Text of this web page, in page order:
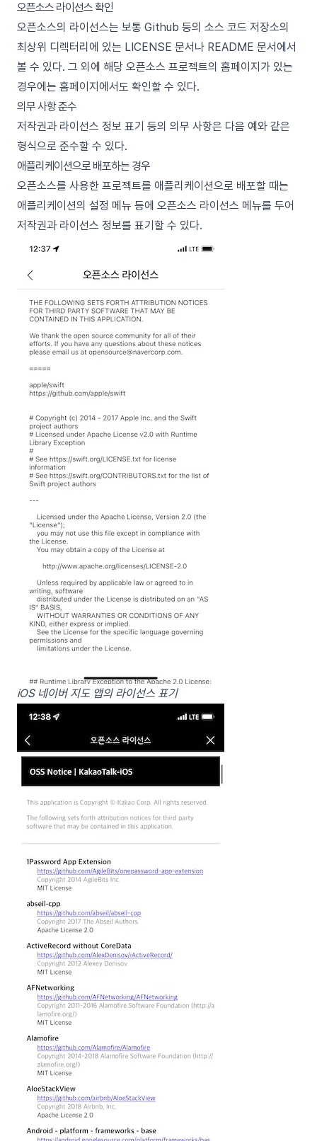
오픈소스 라이선스 확인
오픈소스의 라이선스는 보통 Github 등의 소스 코드 저장소의
최상위 디렉터리에 있는 LICENSE 문서나 README 문서에서
볼 수 있다. 그 외에 해당 오픈소스 프로젝트의 홈페이지가 있는
경우에는 홈페이지에서도 확인할 수 있다.
의무 사항 준수
저작권과 라이선스 정보 표기 등의 의무 사항은 다음 예와 같은
형식으로 준수할 수 있다.
애플리케이션으로 배포하는 경우
오픈소스를 사용한 프로젝트를 애플리케이션으로 배포할 때는
애플리케이션의 설정 메뉴 등에 오픈소스 라이선스 메뉴를 두어
저작권과 라이선스 정보를 표기할 수 있다.
iOS 네이버 지도 앱의 라이선스 표기